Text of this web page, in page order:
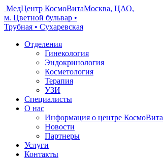
МедЦентр КосмоВитаМосква, ЦАО,
м. Цветной бульвар •
Трубная • Сухаревская
Отделения
Гинекология
Эндокринология
Косметология
Терапия
УЗИ
Специалисты
О нас
Информация о центре КосмоВита
Новости
Партнеры
Услуги
Контакты